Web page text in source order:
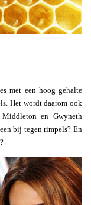
met een hoog gehalte
Het wordt daarom ook
en Gwyneth
bij tegen rimpels? En